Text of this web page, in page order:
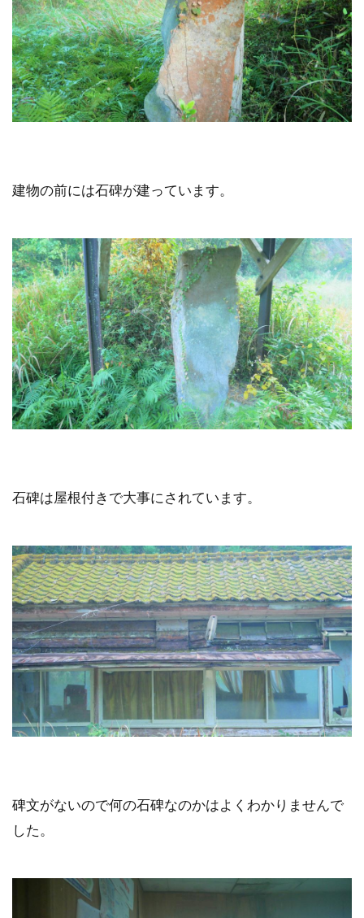
建物の前には石碑が建っています。
石碑は屋根付きで大事にされています。
碑文がないので何の石碑なのかはよくわかりませんで
した。